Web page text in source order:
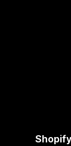
Shopify